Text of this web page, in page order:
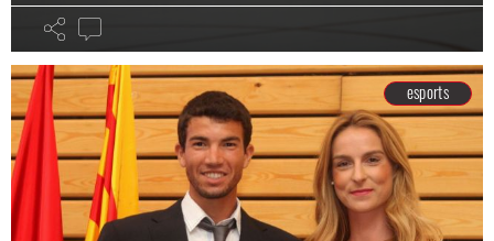
esports